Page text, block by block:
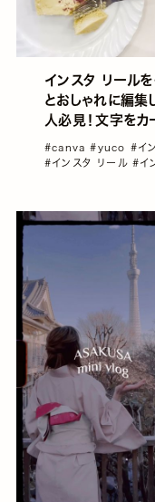
インスタ リールを
とおしゃれに編集
人必見！文字をカ
せてみよう／yuco
工レシピ Vol.73
#canva#yuco #イ
#インスタ リール #イ